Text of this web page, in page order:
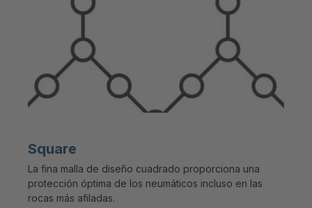
Square
La fina malla de diseño cuadrado proporciona una
protección óptima de los neumáticos incluso en las
rocas más afiladas.